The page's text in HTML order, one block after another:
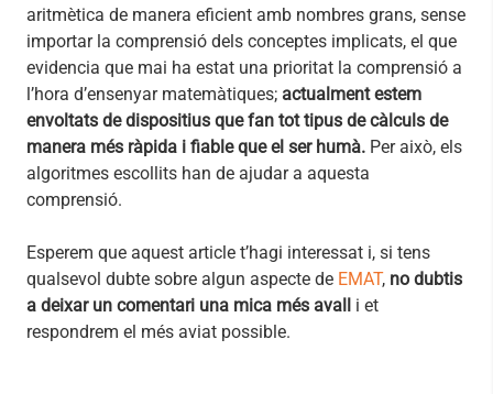
aritmètica de manera eficient amb nombres grans, sense
importar la comprensió dels conceptes implicats, el que
evidencia que mai ha estat una prioritat la comprensió a
l’hora d’ensenyar matemàtiques; actualment estem
envoltats de dispositius que fan tot tipus de càlculs de
manera més ràpida i fiable que el ser humà. Per això, els
algoritmes escollits han de ajudar a aquesta
comprensió.
Esperem que aquest article t’hagi interessat i, si tens
qualsevol dubte sobre algun aspecte de EMAT, no dubtis
a deixar un comentari una mica més avall i et
respondrem el més aviat possible.